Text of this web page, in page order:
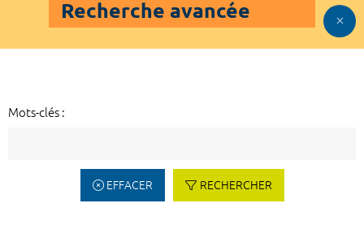
Recherche avancée
Mots-clés :
EFFACER RECHERCHER